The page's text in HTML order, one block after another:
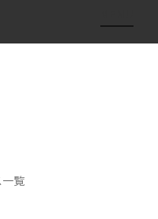
覧